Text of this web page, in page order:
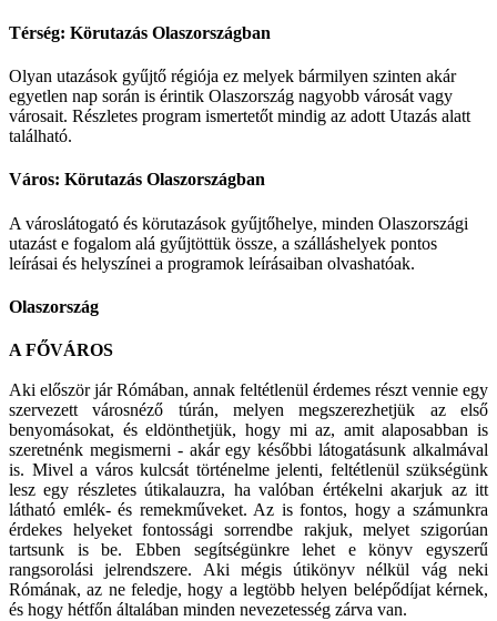
Térség: Körutazás Olaszországban
Olyan utazások gyűjtő régiója ez melyek bármilyen szinten akár
egyetlen nap során is érintik Olaszország nagyobb városát vagy
városait. Részletes program ismertetőt mindig az adott Utazás alatt
található.
Város: Körutazás Olaszországban
A városlátogató és körutazások gyűjtőhelye, minden Olaszországi
utazást e fogalom alá gyűjtöttük össze, a szálláshelyek pontos
leírásai és helyszínei a programok leírásaiban olvashatóak.
Olaszország
A FŐVÁROS
Aki először jár Rómában, annak feltétlenül érdemes részt vennie egy
szervezett városnéző túrán, melyen megszerezhetjük az első
benyomásokat, és eldönthetjük, hogy mi az, amit alaposabban is
szeretnénk megismerni - akár egy későbbi látogatásunk alkalmával
is. Mivel a város kulcsát történelme jelenti, feltétlenül szükségünk
lesz egy részletes útikalauzra, ha valóban értékelni akarjuk az itt
látható emlék- és remekműveket. Az is fontos, hogy a számunkra
érdekes helyeket fontossági sorrendbe rakjuk, melyet szigorúan
tartsunk is be. Ebben segítségünkre lehet e könyv egyszerű
rangsorolási jelrendszere. Aki mégis útikönyv nélkül vág neki
Rómának, az ne feledje, hogy a legtöbb helyen belépődíjat kérnek,
és hogy hétfőn általában minden nevezetesség zárva van.